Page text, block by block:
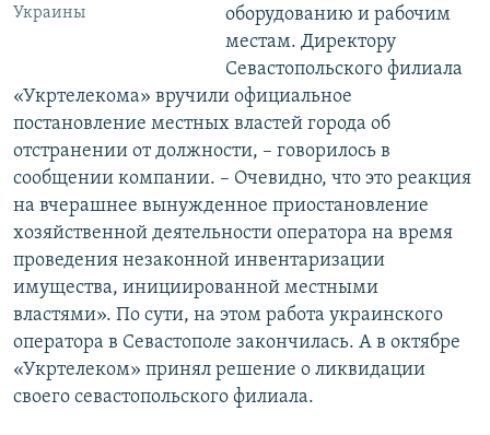
Украины
оборудованию и рабочим
местам. Директору
Севастопольского филиала
«Укртелекома» вручили официальное
постановление местных властей города об
отстранении от должности, – говорилось в
сообщении компании. – Очевидно, что это реакция
на вчерашнее вынужденное приостановление
хозяйственной деятельности оператора на время
проведения незаконной инвентаризации
имущества, инициированной местными
властями». По сути, на этом работа украинского
оператора в Севастополе закончилась. А в октябре
«Укртелеком» принял решение о ликвидации
своего севастопольского филиала.